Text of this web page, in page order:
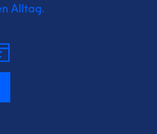
Alltag.